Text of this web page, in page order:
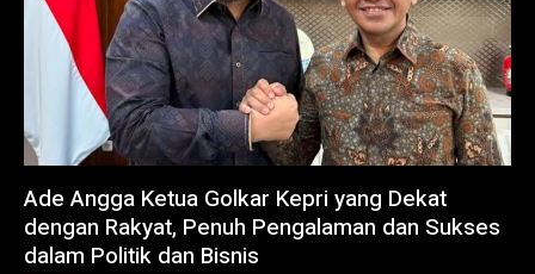
Ade Angga Ketua Golkar Kepri yang Dekat
dengan Rakyat, Penuh Pengalaman dan Sukses
dalam Politik dan Bisnis